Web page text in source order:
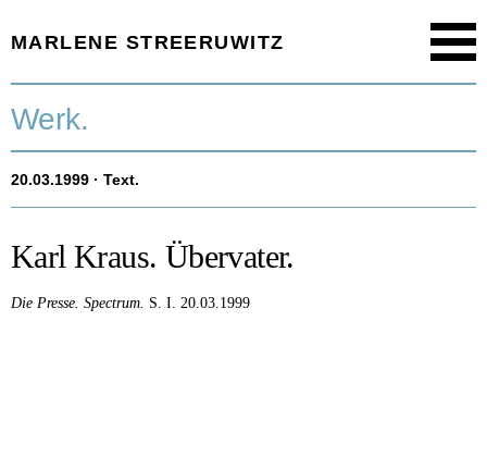
MARLENE STREERUWITZ
Timeline.
Texte.
Aktuell.
Werk.
20.03.1999 · Text.
Karl Kraus. Übervater.
Die Presse. Spectrum. S. I. 20.03.1999